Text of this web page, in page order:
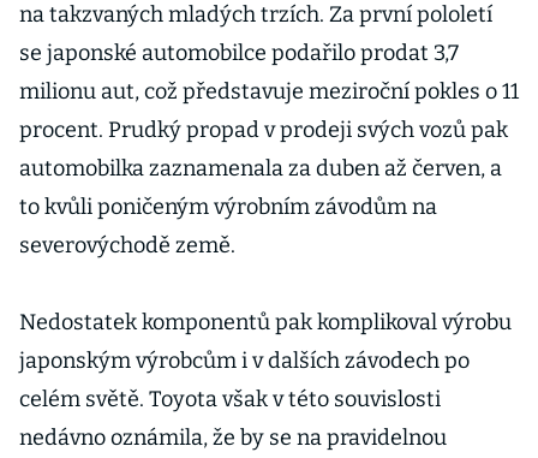
na takzvaných mladých trzích. Za první pololetí
se japonské automobilce podařilo prodat 3,7
milionu aut, což představuje meziroční pokles o 11
procent. Prudký propad v prodeji svých vozů pak
automobilka zaznamenala za duben až červen, a
to kvůli poničeným výrobním závodům na
severovýchodě země.
Nedostatek komponentů pak komplikoval výrobu
japonským výrobcům i v dalších závodech po
celém světě. Toyota však v této souvislosti
nedávno oznámila, že by se na pravidelnou